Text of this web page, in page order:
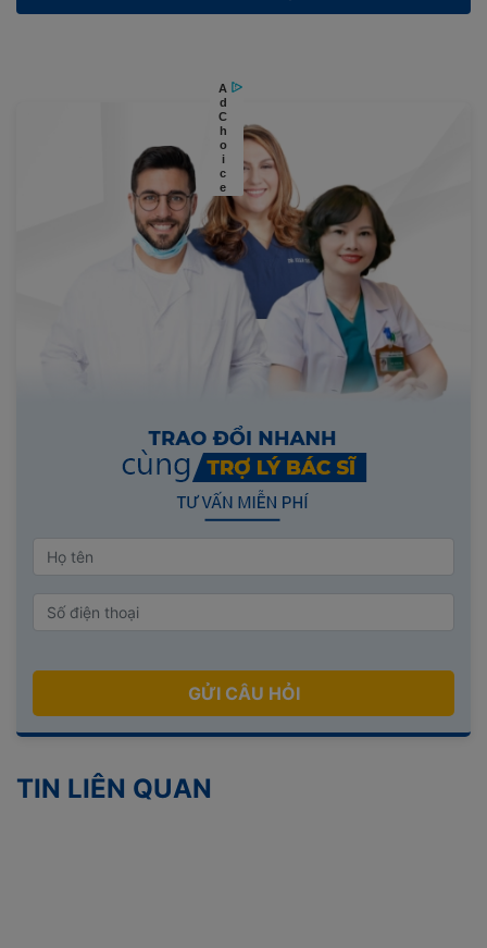
GỬI CÂU HỎI
TIN LIÊN QUAN